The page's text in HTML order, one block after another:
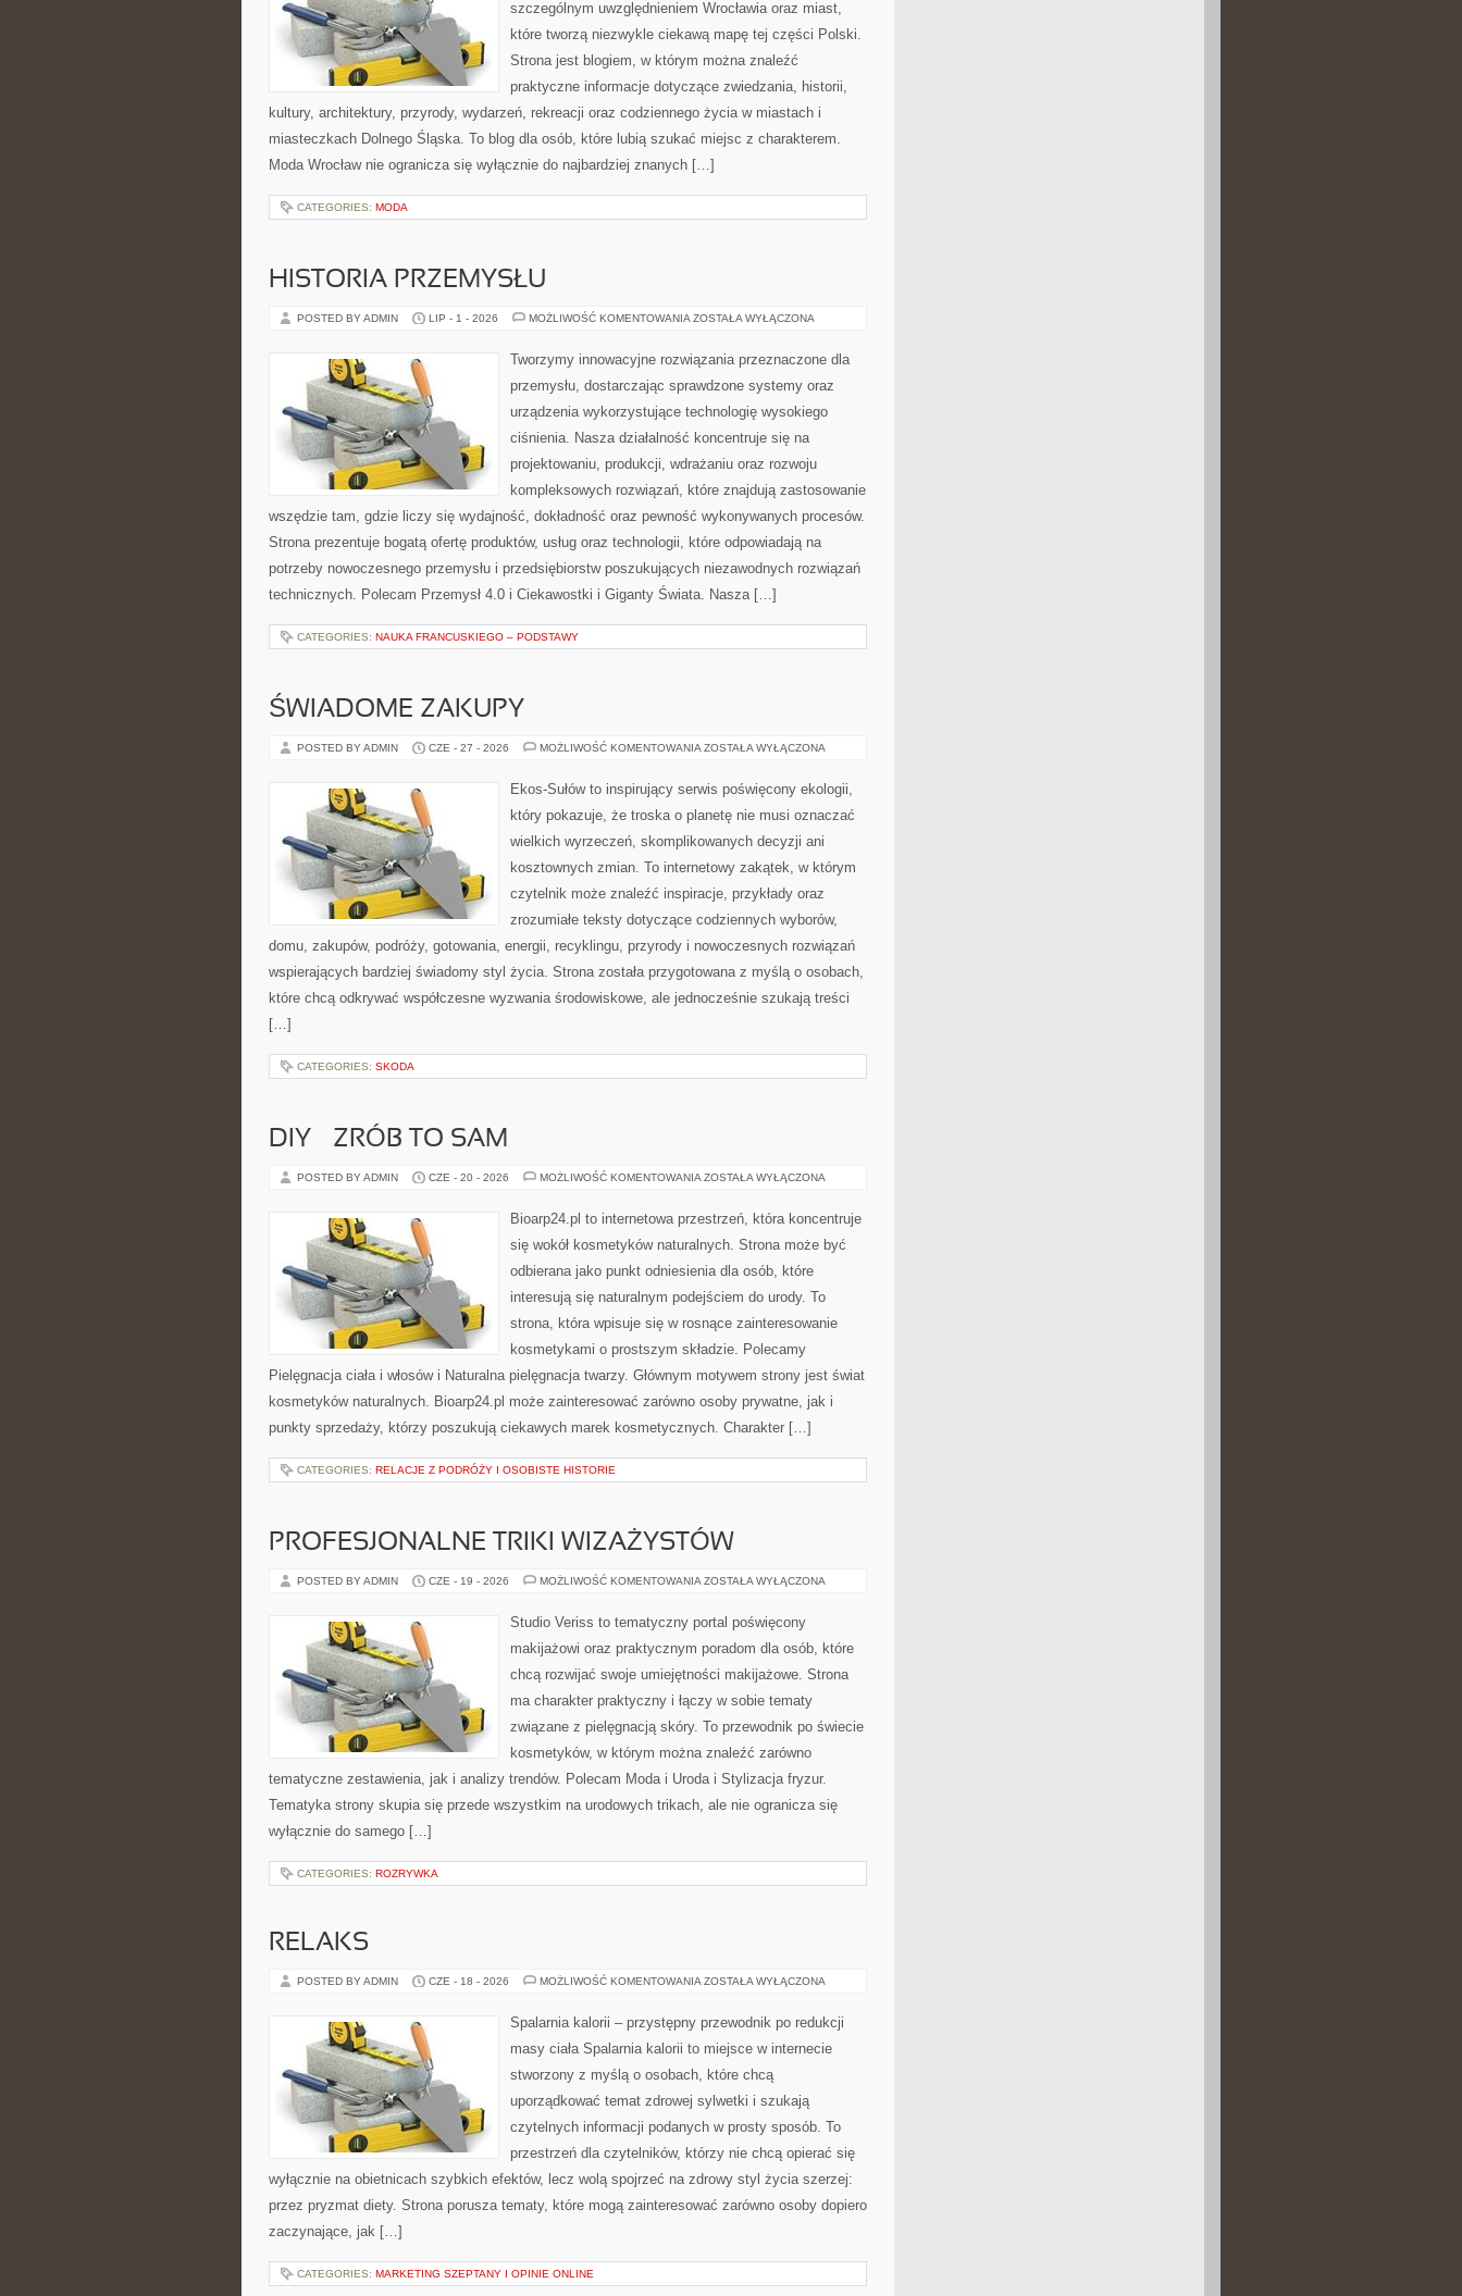
szczególnym uwzględnieniem Wrocławia oraz miast,
które tworzą niezwykle ciekawą mapę tej części Polski.
Strona jest blogiem, w którym można znaleźć
praktyczne informacje dotyczące zwiedzania, historii,
kultury, architektury, przyrody, wydarzeń, rekreacji oraz codziennego życia w miastach i
miasteczkach Dolnego Śląska. To blog dla osób, które lubią szukać miejsc z charakterem.
Moda Wrocław nie ogranicza się wyłącznie do najbardziej znanych […]
CATEGORIES: MODA
HISTORIA PRZEMYSŁU
POSTED BY ADMIN LIP - 1 - 2026 MOŻLIWOŚĆ KOMENTOWANIA HISTORIA
ZOSTAŁA WYŁĄCZONA
Tworzymy innowacyjne rozwiązania przeznaczone dla
przemysłu, dostarczając sprawdzone systemy oraz
urządzenia wykorzystujące technologię wysokiego
ciśnienia. Nasza działalność koncentruje się na
projektowaniu, produkcji, wdrażaniu oraz rozwoju
kompleksowych rozwiązań, które znajdują zastosowanie
wszędzie tam, gdzie liczy się wydajność, dokładność oraz pewność wykonywanych procesów.
Strona prezentuje bogatą ofertę produktów, usług oraz technologii, które odpowiadają na
potrzeby nowoczesnego przemysłu i przedsiębiorstw poszukujących niezawodnych rozwiązań
technicznych. Polecam Przemysł 4.0 i Ciekawostki i Giganty Świata. Nasza […]
CATEGORIES: NAUKA FRANCUSKIEGO – PODSTAWY
ŚWIADOME ZAKUPY
POSTED BY ADMIN CZE - 27 - 2026 MOŻLIWOŚĆ KOMENTOWANIA ŚWIADOME
ZOSTAŁA WYŁĄCZONA
Ekos-Sułów to inspirujący serwis poświęcony ekologii,
który pokazuje, że troska o planetę nie musi oznaczać
wielkich wyrzeczeń, skomplikowanych decyzji ani
kosztownych zmian. To internetowy zakątek, w którym
czytelnik może znaleźć inspiracje, przykłady oraz
zrozumiałe teksty dotyczące codziennych wyborów,
domu, zakupów, podróży, gotowania, energii, recyklingu, przyrody i nowoczesnych rozwiązań
wspierających bardziej świadomy styl życia. Strona została przygotowana z myślą o osobach,
które chcą odkrywać współczesne wyzwania środowiskowe, ale jednocześnie szukają treści
[…]
CATEGORIES: SKODA
DIY – ZRÓB TO SAM
POSTED BY ADMIN CZE - 20 - 2026 MOŻLIWOŚĆ KOMENTOWANIA DIY
TO
SAM
ZOSTAŁA WYŁĄCZONA
Bioarp24.pl to internetowa przestrzeń, która koncentruje
się wokół kosmetyków naturalnych. Strona może być
odbierana jako punkt odniesienia dla osób, które
interesują się naturalnym podejściem do urody. To
strona, która wpisuje się w rosnące zainteresowanie
kosmetykami o prostszym składzie. Polecamy
Pielęgnacja ciała i włosów i Naturalna pielęgnacja twarzy. Głównym motywem strony jest świat
kosmetyków naturalnych. Bioarp24.pl może zainteresować zarówno osoby prywatne, jak i
punkty sprzedaży, którzy poszukują ciekawych marek kosmetycznych. Charakter […]
CATEGORIES: RELACJE Z PODRÓŻY I OSOBISTE HISTORIE
PROFESJONALNE TRIKI WIZAŻYSTÓW
POSTED BY ADMIN CZE - 19 - 2026 MOŻLIWOŚĆ KOMENTOWANIA PROFESJONALNE
ZOSTAŁA WYŁĄCZONA
Studio Veriss to tematyczny portal poświęcony
makijażowi oraz praktycznym poradom dla osób, które
chcą rozwijać swoje umiejętności makijażowe. Strona
ma charakter praktyczny i łączy w sobie tematy
związane z pielęgnacją skóry. To przewodnik po świecie
kosmetyków, w którym można znaleźć zarówno
tematyczne zestawienia, jak i analizy trendów. Polecam Moda i Uroda i Stylizacja fryzur.
Tematyka strony skupia się przede wszystkim na urodowych trikach, ale nie ogranicza się
wyłącznie do samego […]
CATEGORIES: ROZRYWKA
RELAKS
POSTED BY ADMIN CZE - 18 - 2026 MOŻLIWOŚĆ KOMENTOWANIA RELAKS
ZOSTAŁA WYŁĄCZONA
Spalarnia kalorii – przystępny przewodnik po redukcji
masy ciała Spalarnia kalorii to miejsce w internecie
stworzony z myślą o osobach, które chcą
uporządkować temat zdrowej sylwetki i szukają
czytelnych informacji podanych w prosty sposób. To
przestrzeń dla czytelników, którzy nie chcą opierać się
wyłącznie na obietnicach szybkich efektów, lecz wolą spojrzeć na zdrowy styl życia szerzej:
przez pryzmat diety. Strona porusza tematy, które mogą zainteresować zarówno osoby dopiero
zaczynające, jak […]
CATEGORIES: MARKETING SZEPTANY I OPINIE ONLINE